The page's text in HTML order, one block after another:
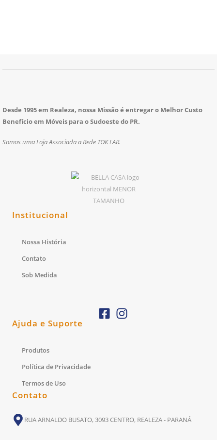
Desde 1995 em Realeza, nossa Missão é entregar o Melhor Custo
Benefício em Móveis para o Sudoeste do PR.
Somos uma Loja Associada a Rede TOK LAR.
Institucional
Nossa História
Contato
Sob Medida
Ajuda e Suporte
Produtos
Política de Privacidade
Termos de Uso
Contato
RUA ARNALDO BUSATO, 3093 CENTRO, REALEZA - PARANÁ